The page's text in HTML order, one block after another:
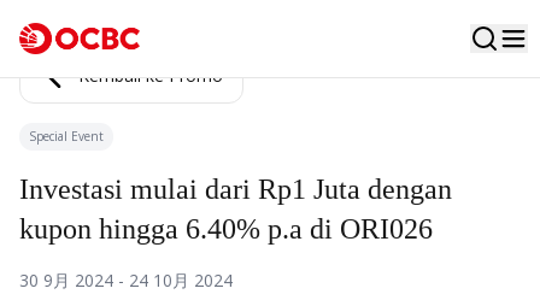
Kembali ke Promo
Special Event
Investasi mulai dari Rp1 Juta dengan
kupon hingga 6.40% p.a di ORI026
30 9月 2024 - 24 10月 2024